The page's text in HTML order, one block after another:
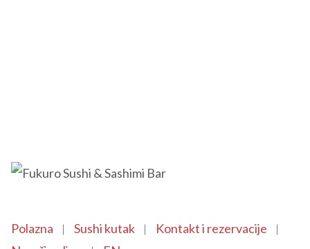
Polazna Sushi kutak
Kontakt i rezervacije